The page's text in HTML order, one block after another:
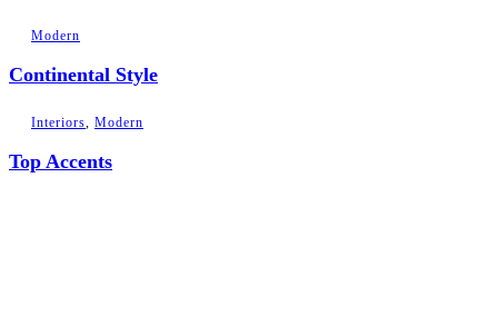
Modern
Continental Style
Interiors, Modern
Top Accents